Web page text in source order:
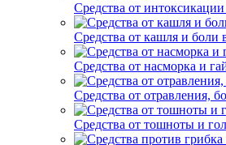
Средства от
Средства от кашля и боли
Средства от насморка и
Средства от отравления,
Средства от тошноты и